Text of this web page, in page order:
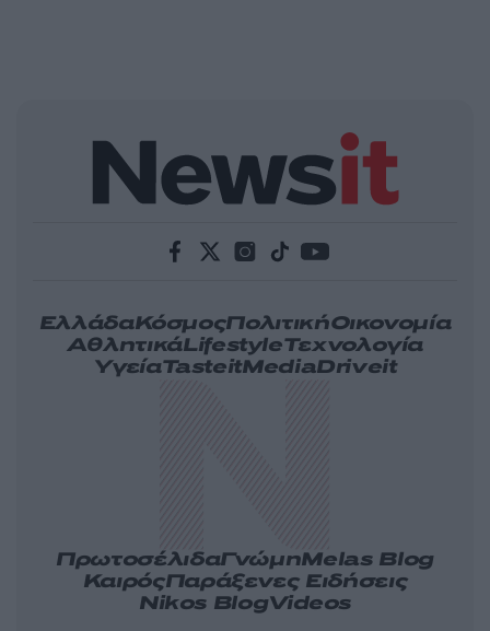
ΕλλάδαΚόσμοςΠολιτικήΟικονομία
ΑθλητικάLifestyleΤεχνολογία
ΥγείαTasteitMediaDriveit
ΠρωτοσέλιδαΓνώμηMelas Blog
ΚαιρόςΠαράξενες Ειδήσεις
Nikos BlogVideos